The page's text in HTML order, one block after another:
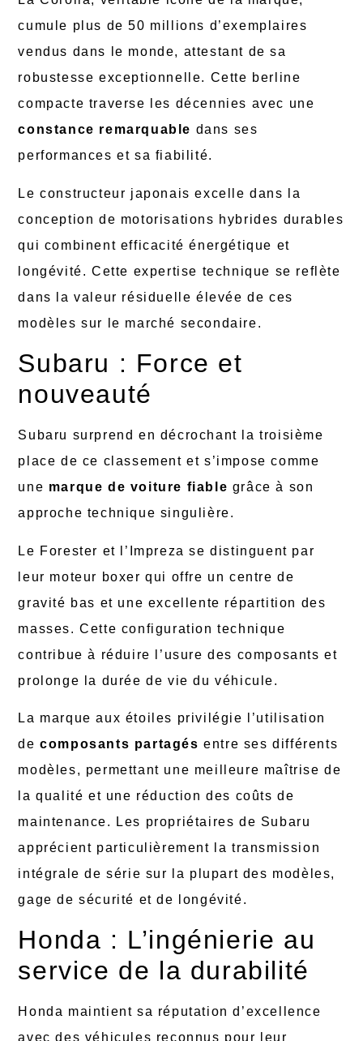
cumule plus de 50 millions d’exemplaires
vendus dans le monde, attestant de sa
robustesse exceptionnelle. Cette berline
compacte traverse les décennies avec une
constance remarquable dans ses
performances et sa fiabilité.
Le constructeur japonais excelle dans la
conception de motorisations hybrides durables
qui combinent efficacité énergétique et
longévité. Cette expertise technique se reflète
dans la valeur résiduelle élevée de ces
modèles sur le marché secondaire.
Subaru : Force et
nouveauté
Subaru surprend en décrochant la troisième
place de ce classement et s’impose comme
une marque de voiture fiable grâce à son
approche technique singulière.
Le Forester et l’Impreza se distinguent par
leur moteur boxer qui offre un centre de
gravité bas et une excellente répartition des
masses. Cette configuration technique
contribue à réduire l’usure des composants et
prolonge la durée de vie du véhicule.
La marque aux étoiles privilégie l’utilisation
decomposants partagés entre ses différents
modèles, permettant une meilleure maîtrise de
la qualité et une réduction des coûts de
maintenance. Les propriétaires de Subaru
apprécient particulièrement la transmission
intégrale de série sur la plupart des modèles,
gage de sécurité et de longévité.
Honda : L’ingénierie au
service de la durabilité
Honda maintient sa réputation d’excellence
avec des véhicules reconnus pour leur